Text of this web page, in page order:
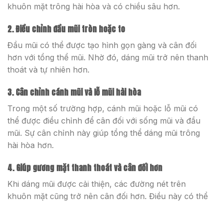
khuôn mặt trông hài hòa và có chiều sâu hơn.
2. Điều chỉnh đầu mũi tròn hoặc to
Đầu mũi có thể được tạo hình gọn gàng và cân đối
hơn với tổng thể mũi. Nhờ đó, dáng mũi trở nên thanh
thoát và tự nhiên hơn.
3. Cân chỉnh cánh mũi và lỗ mũi hài hòa
Trong một số trường hợp, cánh mũi hoặc lỗ mũi có
thể được điều chỉnh để cân đối với sống mũi và đầu
mũi. Sự cân chỉnh này giúp tổng thể dáng mũi trông
hài hòa hơn.
4. Giúp gương mặt thanh thoát và cân đối hơn
Khi dáng mũi được cải thiện, các đường nét trên
khuôn mặt cũng trở nên cân đối hơn. Điều này có thể